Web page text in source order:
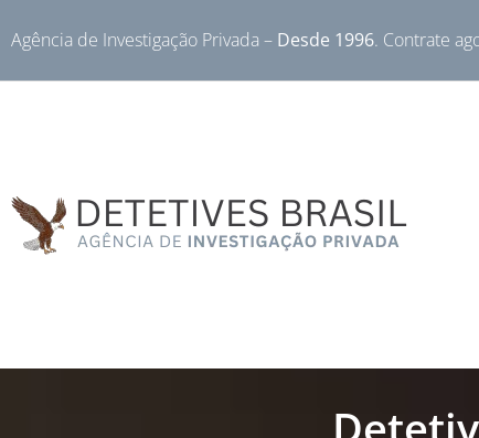
Agência de Investigação Privada – Desde 1996. Contrate